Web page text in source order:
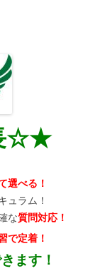
☆★
選べる！
ュラム！
な質問対応！
で定着！
ます！